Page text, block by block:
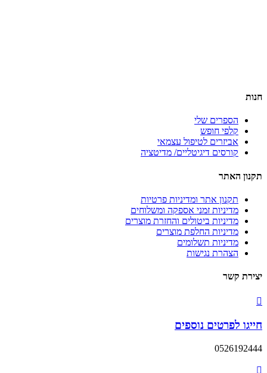
חנות
הספרים שלי
קלפי חופש
אביזרים לטיפול עצמאי
קורסים דיגיטליים/ מדיטציה
תקנון האתר
תקנון אתר ומדיניות פרטיות
מדיניות זמני אספקה ומשלוחים
מדיניות ביטולים והחזרת מוצרים
מדיניות החלפת מוצרים
מדיניות תשלומים
הצהרת נגישות
יצירת קשר
חייגו לפרטים נוספים
0526192444